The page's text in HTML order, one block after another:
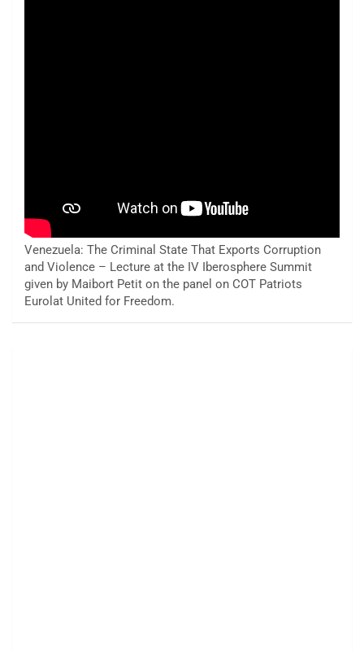
Venezuela: The Criminal State That Exports Corruption
and Violence – Lecture at the IV Iberosphere Summit
given by Maibort Petit on the panel on COT Patriots
Eurolat United for Freedom.